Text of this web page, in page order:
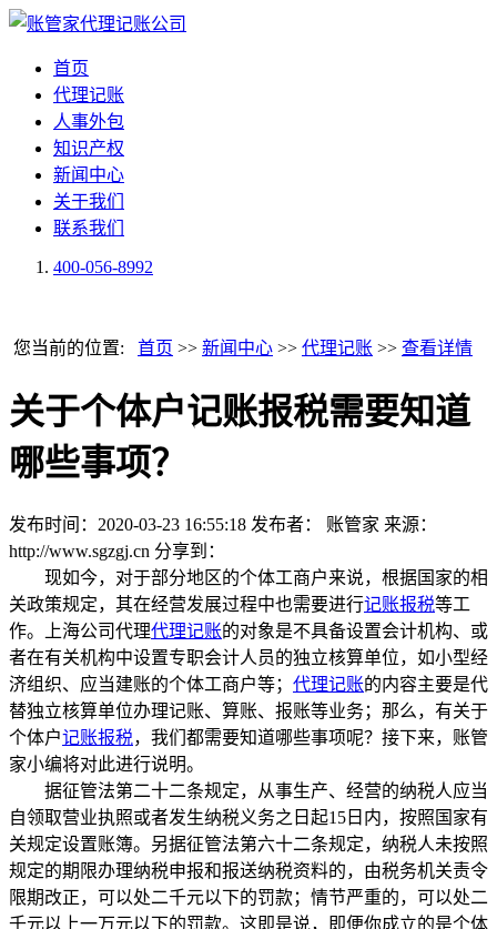
首页
代理记账
人事外包
知识产权
新闻中心
关于我们
联系我们
400-056-8992
您当前的位置: 首页 >> 新闻中心 >> 代理记账 >> 查看详情
关于个体户记账报税需要知道
哪些事项？
发布时间：2020-03-23 16:55:18 发布者： 账管家 来源：
http://www.sgzgj.cn 分享到：
现如今，对于部分地区的个体工商户来说，根据国家的相
关政策规定，其在经营发展过程中也需要进行记账报税等工
作。上海公司代理代理记账的对象是不具备设置会计机构、或
者在有关机构中设置专职会计人员的独立核算单位，如小型经
济组织、应当建账的个体工商户等； 代理记账的内容主要是代
替独立核算单位办理记账、算账、报账等业务；那么，有关于
个体户记账报税，我们都需要知道哪些事项呢？接下来，账管
家小编将对此进行说明。
据征管法第二十二条规定，从事生产、经营的纳税人应当
自领取营业执照或者发生纳税义务之日起15日内，按照国家有
关规定设置账簿。另据征管法第六十二条规定，纳税人未按照
规定的期限办理纳税申报和报送纳税资料的，由税务机关责令
限期改正，可以处二千元以下的罚款；情节严重的，可以处二
千元以上一万元以下的罚款。这即是说，即便你成立的是个体